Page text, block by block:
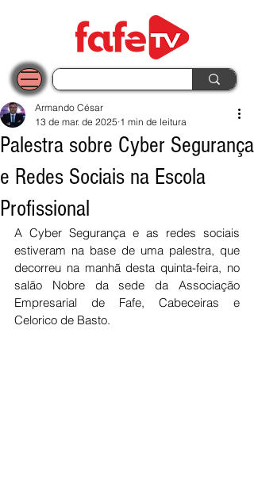
Palestra sobre Cyber Segurança
e Redes Sociais na Escola
Profissional
Armando César
13 de mar. de 2025 1 min de leitura
A Cyber Segurança e as redes sociais
estiveram na base de uma palestra, que
decorreu na manhã desta quinta-feira, no
salão Nobre da sede da Associação
Empresarial de Fafe, Cabeceiras e
Celorico de Basto.